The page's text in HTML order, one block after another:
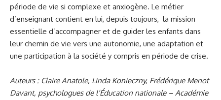
période de vie si complexe et anxiogène. Le métier
d’enseignant contient en lui, depuis toujours, la mission
essentielle d’accompagner et de guider les enfants dans
leur chemin de vie vers une autonomie, une adaptation et
une participation à la société y compris en période de crise.
Auteurs : Claire Anatole, Linda Konieczny, Frédérique Menot
Davant, psychologues de l’Éducation nationale – Académie